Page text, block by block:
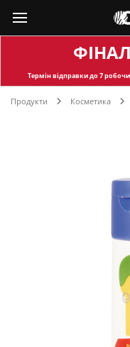
Термін відправкидо 7
Продукти Косметика